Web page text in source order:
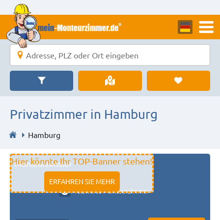
Privatzimmer in Hamburg
Hamburg
Hier könnte Ihr TOP-Banner stehen!
ERFAHREN SIE MEHR
Monteurzimmer
11333 fulda
Preiswerte Monteurzimmer